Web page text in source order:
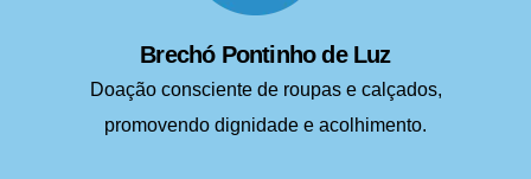
Brechó Pontinho de Luz
Doação consciente de roupas e calçados,
promovendo dignidade e acolhimento.